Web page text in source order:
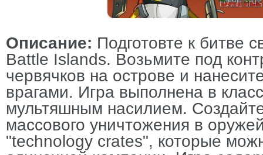
Описание: Подготовте к битве
Battle Islands. Возьмите под
червячков на острове и
врагами. Игра выполнена в
мультяшным насилием.
массового уничтожения в
"technology crates", которые